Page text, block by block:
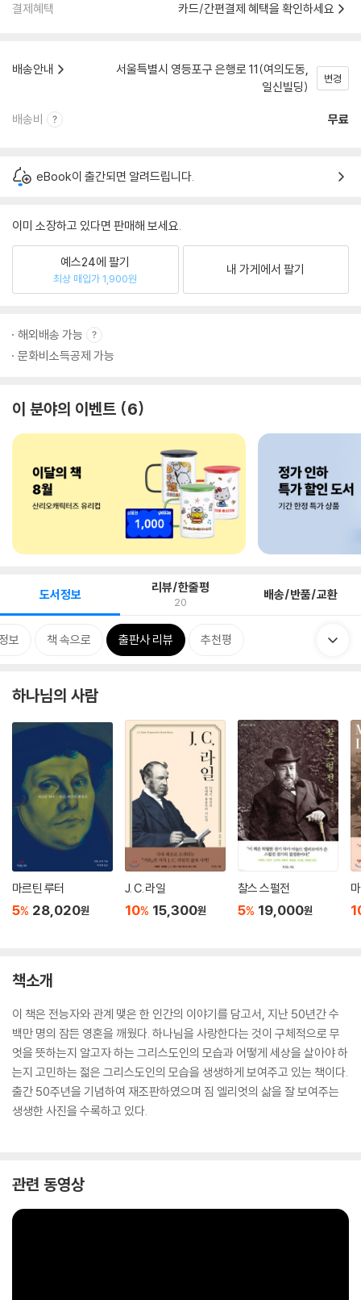
결제혜택 카드/간편결제 혜택을 확인하세요
배송안내
서울특별시 영등포구 은행로 11(여의도동,
일신빌딩)
변경
배송비 무료
eBook이 출간되면 알려드립니다.
이미 소장하고 있다면 판매해 보세요.
예스24에 팔기
최상 매입가 1,900원
내 가게에서 팔기
해외배송 가능
문화비소득공제 가능
이 분야의 이벤트 6
도서정보 리뷰/한줄평
20 배송/반품/교환
보 책 속으로 출판사 리뷰 추천평
하나님의 사람
마르틴 루터
5% 28,020원
J. C. 라일
10% 15,300원
찰스 스펄전
5% 19,000원
책소개
이 책은 전능자와 관계 맺은 한 인간의 이야기를 담고서, 지난 50년간 수
백만 명의 잠든 영혼을 깨웠다. 하나님을 사랑한다는 것이 구체적으로 무
엇을 뜻하는지 알고자 하는 그리스도인의 모습과 어떻게 세상을 살아야 하
는지 고민하는 젊은 그리스도인의 모습을 생생하게 보여주고 있는 책이다.
출간 50주년을 기념하여 재조판하였으며 짐 엘리엇의 삶을 잘 보여주는
생생한 사진을 수록하고 있다.
관련 동영상